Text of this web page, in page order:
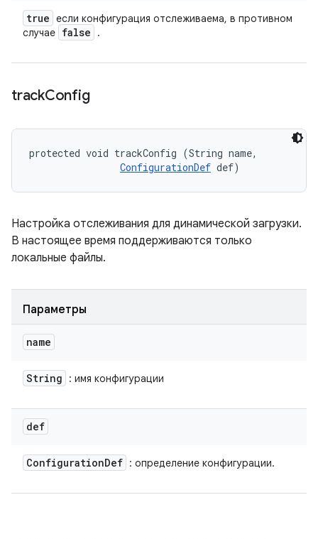
true если конфигурация отслеживаема, в противном
случае false .
trackConfig
protected void trackConfig (String name,
ConfigurationDef def)
Настройка отслеживания для динамической загрузки.
В настоящее время поддерживаются только
локальные файлы.
Параметры
name
String : имя конфигурации
def
ConfigurationDef : определение конфигурации.